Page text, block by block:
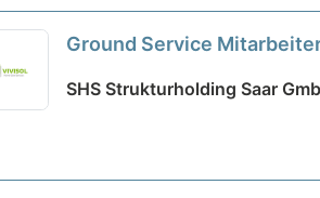
Ground Service
SHS Strukturholding Saar